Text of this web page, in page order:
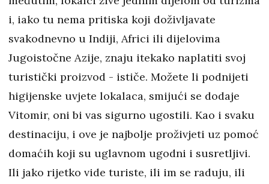
i, iako tu nema pritiska koji doživljavate
svakodnevno u Indiji, Africi ili dijelovima
Jugoistočne Azije, znaju itekako naplatiti svoj
turistički proizvod - ističe. Možete li podnijeti
higijenske uvjete lokalaca, smijući se dodaje
Vitomir, oni bi vas sigurno ugostili. Kao i svaku
destinaciju, i ove je najbolje proživjeti uz pomoć
domaćih koji su uglavnom ugodni i susretljivi.
Ili jako rijetko vide turiste, ili im se raduju, ili